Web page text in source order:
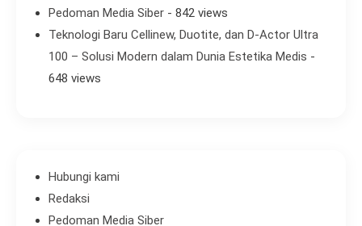
Pedoman Media Siber - 842 views
Teknologi Baru Cellinew, Duotite, dan D-Actor Ultra
100 – Solusi Modern dalam Dunia Estetika Medis -
648 views
Hubungi kami
Redaksi
Pedoman Media Siber